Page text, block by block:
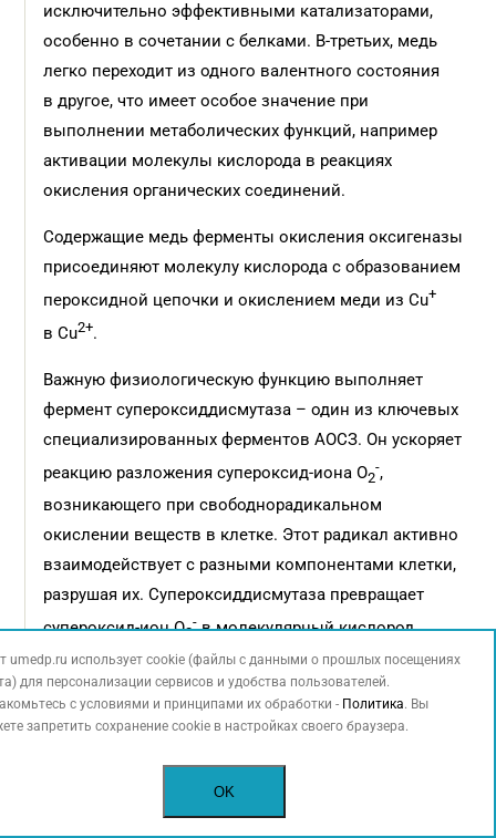
исключительно эффективными катализаторами,
особенно в сочетании с белками. В-третьих, медь
легко переходит из одного валентного состояния
в другое, что имеет особое значение при
выполнении метаболических функций, например
активации молекулы кислорода в реакциях
окисления органических соединений.
Содержащие медь ферменты окисления оксигеназы
присоединяют молекулу кислорода с образованием
пероксидной цепочки и окислением меди из Сu+
в Сu2+.
Важную физиологическую функцию выполняет
фермент супероксиддисмутаза – один из ключевых
специализированных ферментов АОСЗ. Он ускоряет
реакцию разложения супероксид-иона О2
-,
возникающего при свободнорадикальном
окислении веществ в клетке. Этот радикал активно
взаимодействует с разными компонентами клетки,
разрушая их. Супероксиддисмутаза превращает
супероксид-ион O2
-в молекулярный кислород
и пероксид водорода, причем атом меди фермента
выступает и окислителем, и восстановителем.
В дыхательной цепи большую роль играет фермент
цитохромоксидаза, которая кроме меди содержит
еще и железо. Цитохромоксидаза катализирует
umedp.ru использует cookie (файлы с данными о прошлых посещениях
для персонализации сервисов и удобства пользователей.
с условиями и принципами их обработки - Политика. Вы
запретить сохранение cookie в настройках своего браузера.
OK